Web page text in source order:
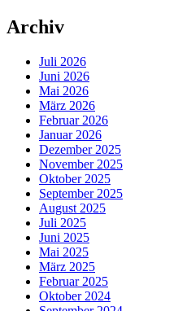
Archiv
Juli 2026
Juni 2026
Mai 2026
März 2026
Februar 2026
Januar 2026
Dezember 2025
November 2025
Oktober 2025
September 2025
August 2025
Juli 2025
Juni 2025
Mai 2025
März 2025
Februar 2025
Oktober 2024